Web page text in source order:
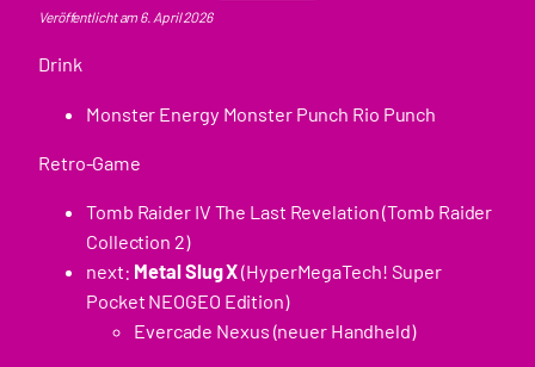
Veröffentlicht am 6. April 2026
Drink
Monster Energy Monster Punch Rio Punch
Retro-Game
Tomb Raider IV The Last Revelation (Tomb Raider
Collection 2)
next: Metal Slug X(HyperMegaTech! Super
Pocket NEOGEO Edition)
Evercade Nexus (neuer Handheld)